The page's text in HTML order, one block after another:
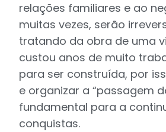
relações familiares e ao
muitas vezes, serão
tratando da obra de uma
custou anos de muito
para ser construída, por
e organizar a “passagem
fundamental para a
conquistas.